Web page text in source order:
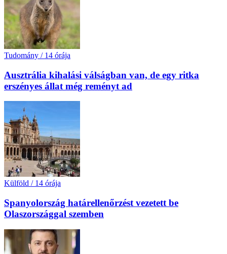
Tudomány / 14 órája
Ausztrália kihalási válságban van, de egy ritka
erszényes állat még reményt ad
Külföld / 14 órája
Spanyolország határellenőrzést vezetett be
Olaszországgal szemben